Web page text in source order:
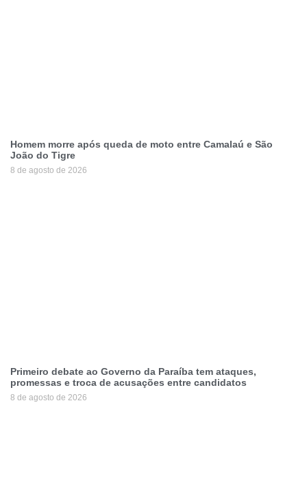
Homem morre após queda de moto entre Camalaú e São
João do Tigre
8 de agosto de 2026
Primeiro debate ao Governo da Paraíba tem ataques,
promessas e troca de acusações entre candidatos
8 de agosto de 2026